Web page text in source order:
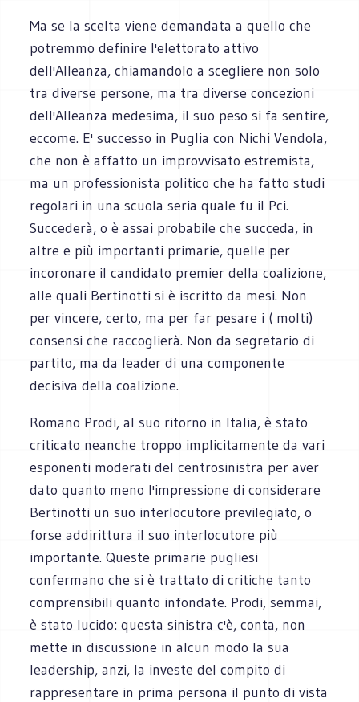
Ma se la scelta viene demandata a quello che
potremmo definire l'elettorato attivo
dell'Alleanza, chiamandolo a scegliere non solo
tra diverse persone, ma tra diverse concezioni
dell'Alleanza medesima, il suo peso si fa sentire,
eccome. E' successo in Puglia con Nichi Vendola,
che non è affatto un improvvisato estremista,
ma un professionista politico che ha fatto studi
regolari in una scuola seria quale fu il Pci.
Succederà, o è assai probabile che succeda, in
altre e più importanti primarie, quelle per
incoronare il candidato premier della coalizione,
alle quali Bertinotti si è iscritto da mesi. Non
per vincere, certo, ma per far pesare i ( molti)
consensi che raccoglierà. Non da segretario di
partito, ma da leader di una componente
decisiva della coalizione.
Romano Prodi, al suo ritorno in Italia, è stato
criticato neanche troppo implicitamente da vari
esponenti moderati del centrosinistra per aver
dato quanto meno l'impressione di considerare
Bertinotti un suo interlocutore previlegiato, o
forse addirittura il suo interlocutore più
importante. Queste primarie pugliesi
confermano che si è trattato di critiche tanto
comprensibili quanto infondate. Prodi, semmai,
è stato lucido: questa sinistra c'è, conta, non
mette in discussione in alcun modo la sua
leadership, anzi, la investe del compito di
rappresentare in prima persona il punto di vista